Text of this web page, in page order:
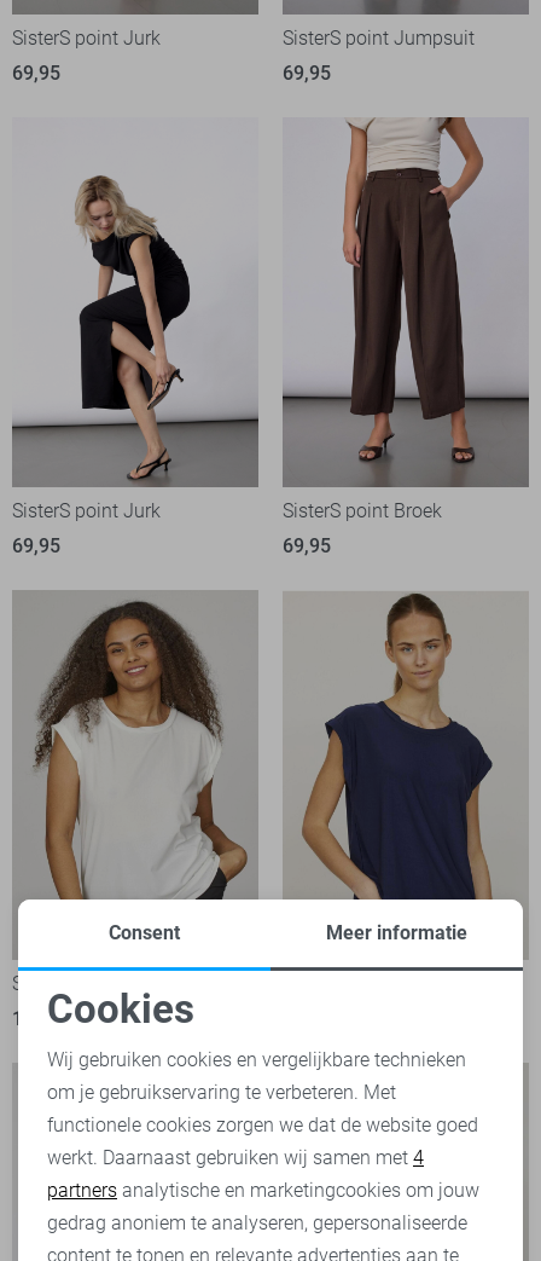
SisterS point Jurk
69,95
SisterS point Jumpsuit
69,95
SisterS point Jurk
69,95
SisterS point Broek
69,95
SisterS point T-shirt
16,90
29,95
Noodzakelijke cookies
Personalisatie cookies
Analytische cookies
Marketing cookies
Consent Meer informatie
Cookies
Wij gebruiken cookies en vergelijkbare technieken
om je gebruikservaring te verbeteren. Met
functionele cookies zorgen we dat de website goed
werkt. Daarnaast gebruiken wij samen met 4
partners analytische en marketingcookies om jouw
gedrag anoniem te analyseren, gepersonaliseerde
content te tonen en relevante advertenties aan te